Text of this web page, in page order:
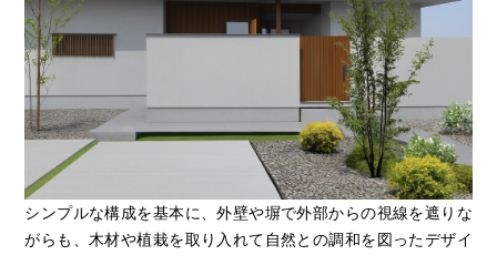
シンプルな構成を基本に、外壁や塀で外部からの視線を遮りな
がらも、木材や植栽を取り入れて自然との調和を図ったデザイ